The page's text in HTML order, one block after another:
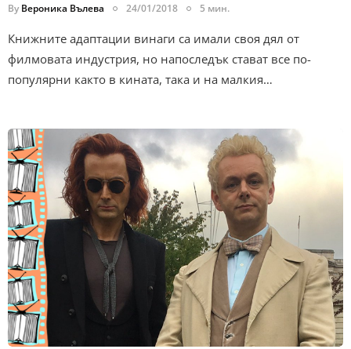
By Вероника Вълева 24/01/2018 5 мин.
Книжните адаптации винаги са имали своя дял от
филмовата индустрия, но напоследък стават все по-
популярни както в кината, така и на малкия…